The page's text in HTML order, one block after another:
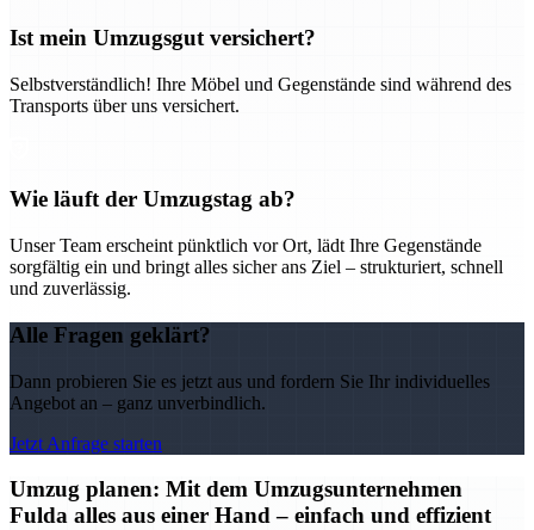
Ist mein Umzugsgut versichert?
Selbstverständlich! Ihre Möbel und Gegenstände sind während des
Transports über uns versichert.
Wie läuft der Umzugstag ab?
Unser Team erscheint pünktlich vor Ort, lädt Ihre Gegenstände
sorgfältig ein und bringt alles sicher ans Ziel – strukturiert, schnell
und zuverlässig.
Alle Fragen geklärt?
Dann probieren Sie es jetzt aus und fordern Sie Ihr individuelles
Angebot an – ganz unverbindlich.
Jetzt Anfrage starten
Umzug planen: Mit dem Umzugsunternehmen
Fulda alles aus einer Hand – einfach und effizient